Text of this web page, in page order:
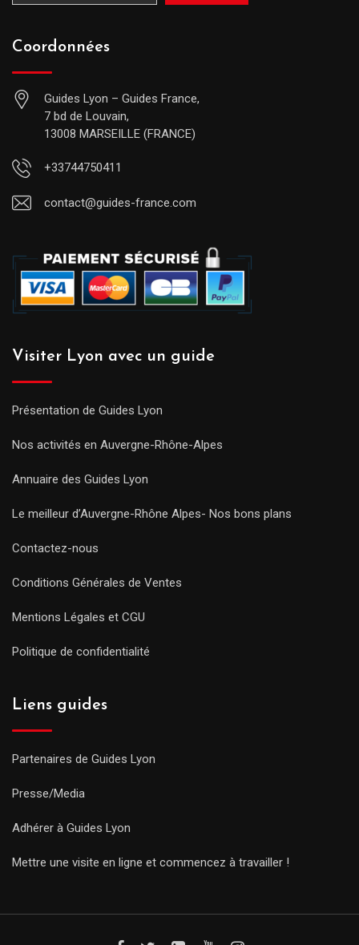
Coordonnées
Guides Lyon – Guides France,
7 bd de Louvain,
13008 MARSEILLE (FRANCE)
+33744750411
contact@guides-france.com
Visiter Lyon avec un guide
Présentation de Guides Lyon
Nos activités en Auvergne-Rhône-Alpes
Annuaire des Guides Lyon
Le meilleur d’Auvergne-Rhône Alpes- Nos bons plans
Contactez-nous
Conditions Générales de Ventes
Mentions Légales et CGU
Politique de confidentialité
Liens guides
Partenaires de Guides Lyon
Presse/Media
Adhérer à Guides Lyon
Mettre une visite en ligne et commencez à travailler !